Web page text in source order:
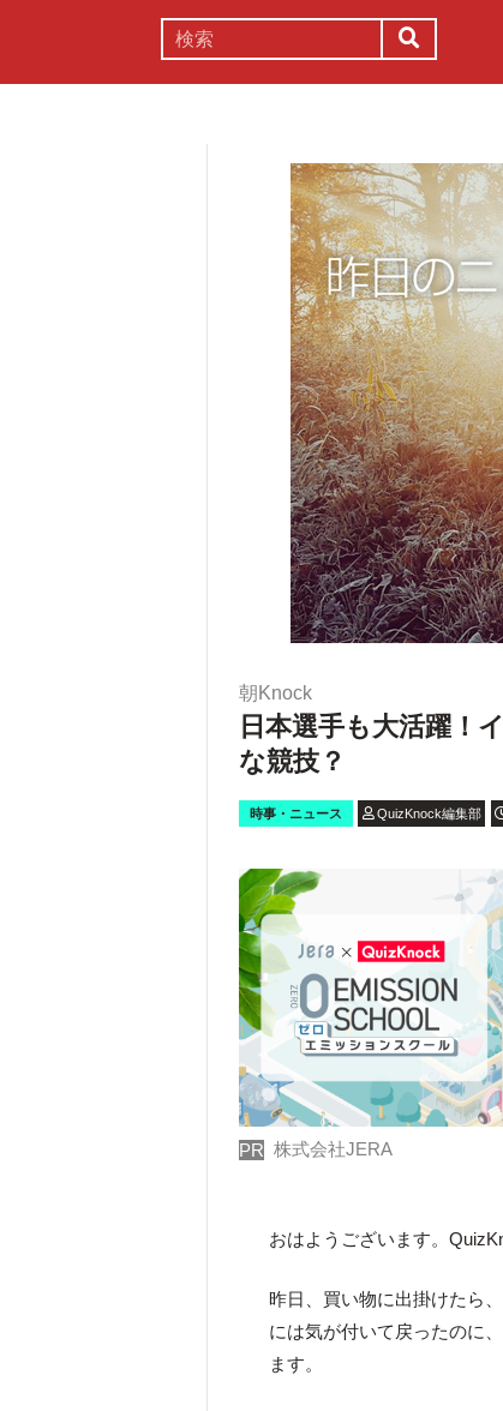
朝Knock
日本選手も大活躍！
な競技？
時事・ニュース QuizKnock編集部
PR 株式会社JERA
おはようございます。
昨日、買い物に出掛けたら
には気が付いて戻ったのに
ます。